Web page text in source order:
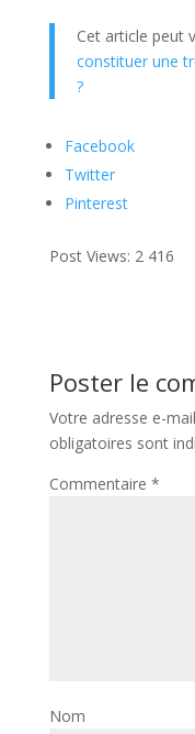
Cet article peut
constituer une
?
Facebook
Twitter
Pinterest
Post Views: 2 416
Poster le
Votre adresse e-
obligatoires sont
Commentaire *
Nom